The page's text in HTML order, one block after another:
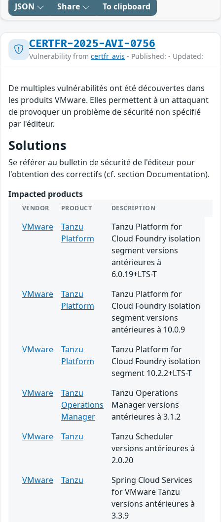
JSON Share To clipboard
CERTFR-2025-AVI-0756
Vulnerability from certfr_avis - Published: - Updated:
De multiples vulnérabilités ont été découvertes dans
les produits VMware. Elles permettent à un attaquant
de provoquer un problème de sécurité non spécifié
par l'éditeur.
Solutions
Se référer au bulletin de sécurité de l'éditeur pour
l'obtention des correctifs (cf. section Documentation).
Impacted products
VENDOR PRODUCT DESCRIPTION
VMware
Tanzu
Platform
Tanzu Platform for
Cloud Foundry isolation
segment versions
antérieures à
6.0.19+LTS-T
VMware
Tanzu
Platform
Tanzu Platform for
Cloud Foundry isolation
segment versions
antérieures à 10.0.9
VMware
Tanzu
Platform
Tanzu Platform for
Cloud Foundry isolation
segment 10.2.2+LTS-T
VMware
Tanzu
Operations
Manager
Tanzu Operations
Manager versions
antérieures à 3.1.2
VMware
Tanzu
Tanzu Scheduler
versions antérieures à
2.0.20
VMware
Tanzu
Spring Cloud Services
for VMware Tanzu
versions antérieures à
3.3.9